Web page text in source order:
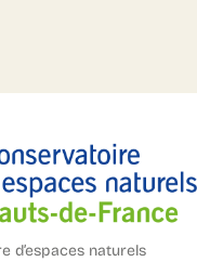
d’espaces naturels